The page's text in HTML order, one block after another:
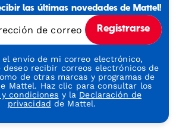
las últimas novedades de Mattel!
de correo electrónico
Registrarse
el envío de mi correo electrónico,
recibir correos electrónicos de
de otras marcas y programas de
Mattel. Haz clic para consultar los
y condiciones y la Declaración de
privacidad de Mattel.